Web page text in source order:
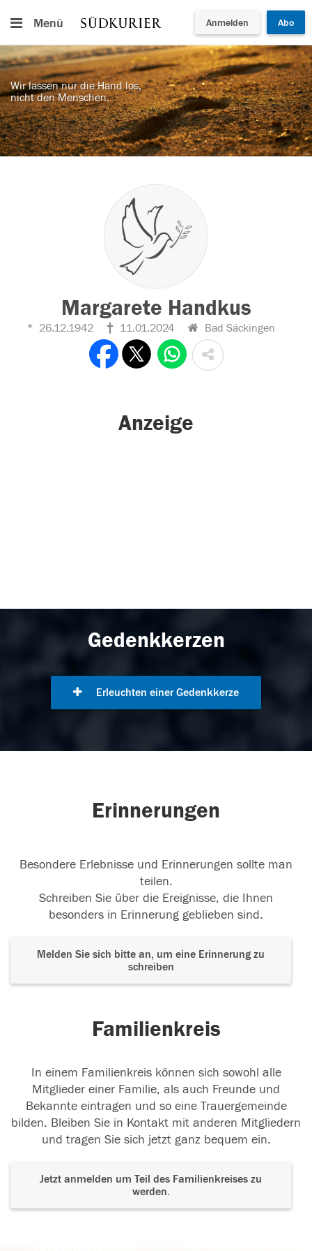
Menü Anmelden Abo
Wir lassen nur die Hand los,
nicht den Menschen.
Margarete Handkus
26.12.1942 11.01.2024 Bad Säckingen
Anzeige
Gedenkkerzen
Erleuchten einer Gedenkkerze
Erinnerungen
Besondere Erlebnisse und Erinnerungen sollte man
teilen.
Schreiben Sie über die Ereignisse, die Ihnen
besonders in Erinnerung geblieben sind.
Melden Sie sich bitte an, um eine Erinnerung zu
schreiben
Familienkreis
In einem Familienkreis können sich sowohl alle
Mitglieder einer Familie, als auch Freunde und
Bekannte eintragen und so eine Trauergemeinde
bilden. Bleiben Sie in Kontakt mit anderen Mitgliedern
und tragen Sie sich jetzt ganz bequem ein.
Jetzt anmelden um Teil des Familienkreises zu
werden.